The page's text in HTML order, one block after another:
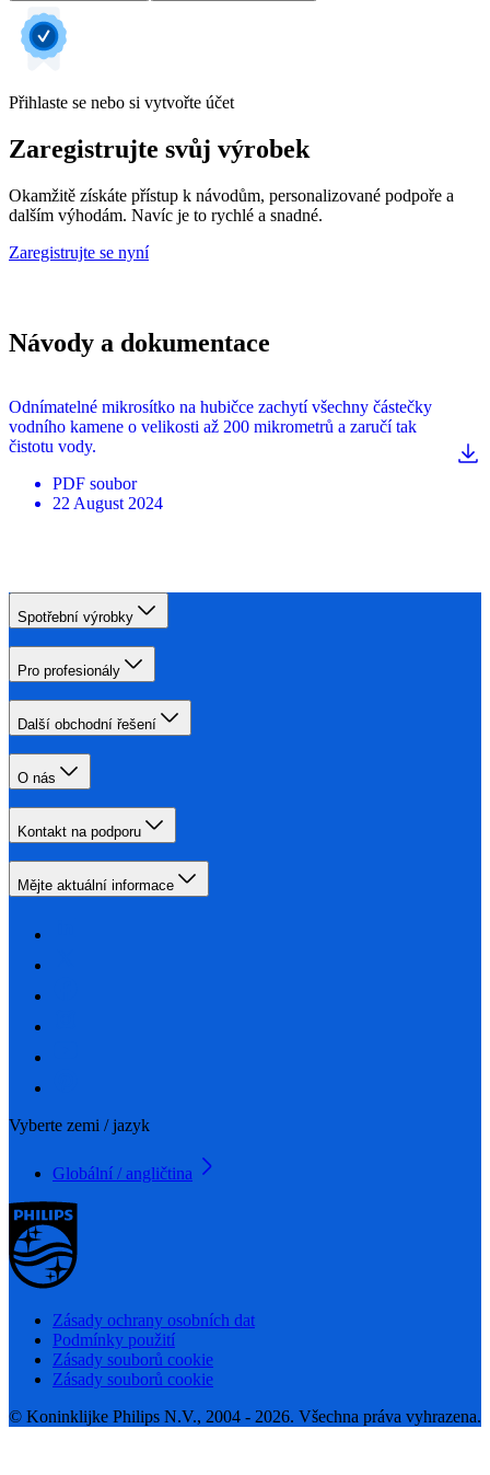
Přihlaste se nebo si vytvořte účet
Zaregistrujte svůj výrobek
Okamžitě získáte přístup k návodům, personalizované podpoře a
dalším výhodám. Navíc je to rychlé a snadné.
Zaregistrujte se nyní
Návody a dokumentace
Odnímatelné mikrosítko na hubičce zachytí všechny částečky
vodního kamene o velikosti až 200 mikrometrů a zaručí tak
čistotu vody.
PDF soubor
22 August 2024
Spotřební výrobky
Pro profesionály
Další obchodní řešení
O nás
Kontakt na podporu
Mějte aktuální informace
Vyberte zemi / jazyk
Globální / angličtina
Zásady ochrany osobních dat
Podmínky použití
Zásady souborů cookie
Zásady souborů cookie
© Koninklijke Philips N.V., 2004 - 2026. Všechna práva vyhrazena.